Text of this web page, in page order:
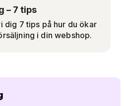
– 7 tips
dig 7 tips på hur du ökar
i din webshop.